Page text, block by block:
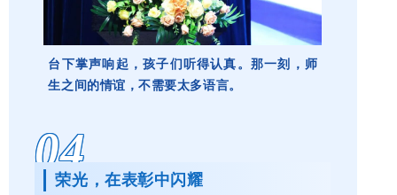
台下掌声响起，孩子们听得认真。那一刻，师
生之间的情谊，不需要太多语言。
04
荣光，在表彰中闪耀